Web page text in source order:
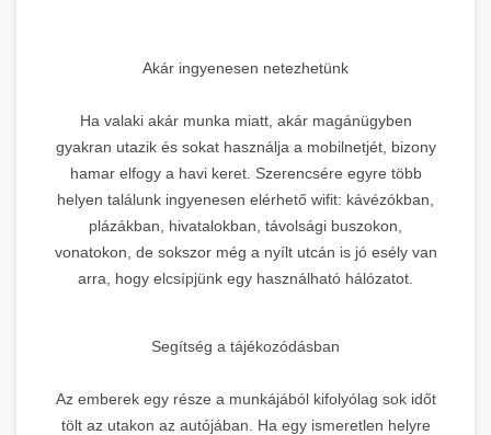
Akár ingyenesen netezhetünk
Ha valaki akár munka miatt, akár magánügyben
gyakran utazik és sokat használja a mobilnetjét, bizony
hamar elfogy a havi keret. Szerencsére egyre több
helyen találunk ingyenesen elérhető wifit: kávézókban,
plázákban, hivatalokban, távolsági buszokon,
vonatokon, de sokszor még a nyílt utcán is jó esély van
arra, hogy elcsípjünk egy használható hálózatot.
Segítség a tájékozódásban
Az emberek egy része a munkájából kifolyólag sok időt
tölt az utakon az autójában. Ha egy ismeretlen helyre